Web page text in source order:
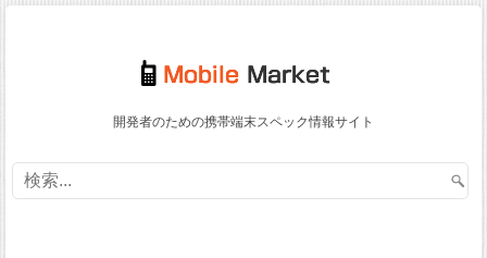
開発者のための携帯端末スペック情報サイト